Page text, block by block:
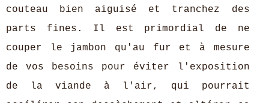
couteau bien aiguisé et tranchez des
parts fines. Il est primordial de ne
couper le jambon qu'au fur et à mesure
de vos besoins pour éviter l'exposition
de la viande à l'air, qui pourrait